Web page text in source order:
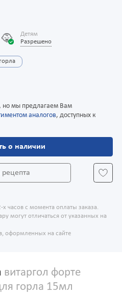
Детям
Разрешено
но мы предлагаем Вам
аналогов, доступных к
о наличии
рецепта
х часов с момента оплаты заказа.
могут отличаться от указанных на
оформленных на сайте
витаргол форте
горла 15мл